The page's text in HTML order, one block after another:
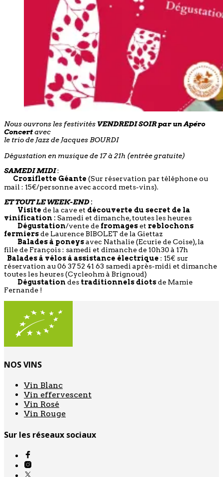
Nous ouvrons les festivités VENDREDI SOIR par un Apéro
Concertavec
le trio de Jazz de Jacques BOURDI
Dégustation en musique de 17 à 21h (entrée gratuite)
SAMEDI MIDI:
Croziflette Géante (Sur réservation par téléphone ou
mail : 15€/personne avec accord mets-vins).
ET TOUT LE WEEK-END:
Visite de la cave et découverte du secret de la
vinification : Samedi et dimanche, toutes les heures
Dégustation/vente de fromages et reblochons
fermiersde Laurence BIBOLET de la Giettaz
Balades à poneysavec Nathalie (Ecurie de Coise), la
fille de François : samedi et dimanche de 10h30 à 17h
Balades à vélos à assistance électrique : 15€ sur
réservation au 06 37 52 41 63 samedi après-midi et dimanche
toutes les heures (Cycleohm à Brignoud)
Dégustation des traditionnels diotsde Mamie
Fernande !
NOS VINS
Vin Blanc
Vin effervescent
Vin Rosé
Vin Rouge
Sur les réseaux sociaux